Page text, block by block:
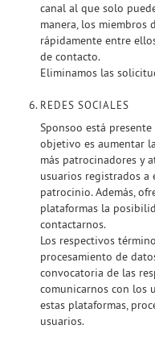
canal al que solo
manera, los
rápidamente entre
de contacto.
Eliminamos las
REDES SOCIALES
Sponsoo está
objetivo es aumentar
más patrocinadores y
usuarios registrados a
patrocinio. Además,
plataformas la
contactarnos.
Los respectivos
procesamiento de
convocatoria de las
comunicarnos con los
estas plataformas,
usuarios.